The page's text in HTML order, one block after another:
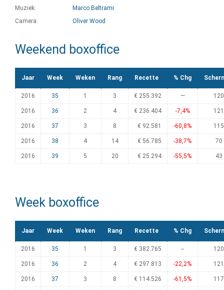
Muziek:
Marco Beltrami
Camera:
Oliver Wood
Weekend boxoffice
Jaar Week Weken Rang Recette % Chg
2016 35 1 3 € 255.392 — 120
2016 36 2 4 € 236.404 -7,4% 121
2016 37 3 8 € 92.581 -60,8% 115
2016 38 4 14 € 56.785 -38,7% 70
2016 39 5 20 € 25.294 -55,5% 43
Week boxoffice
Jaar Week Weken Rang Recette % Chg
2016 35 1 3 € 382.765 -- 120
2016 36 2 4 € 297.813 -22,2% 121
2016 37 3 8 € 114.526 -61,5% 117